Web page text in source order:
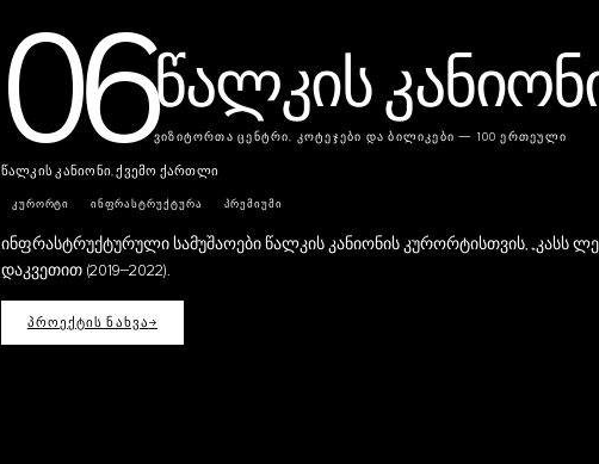
06წალკის
ᲕᲘᲖᲘᲢᲝᲠᲗᲐ ᲪᲔᲜᲢᲠᲘ, ᲙᲝᲢᲔᲯᲔᲑᲘ ᲓᲐ ᲑᲘᲚᲘᲙᲔᲑᲘ — 100 ᲔᲠᲗᲔᲣᲚᲘ
წალკის კანიონი, ქვემო ქართლი
ᲙᲣᲠᲝᲠᲢᲘ ᲘᲜᲤᲠᲐᲡᲢᲠᲣᲥᲢᲣᲠᲐ ᲞᲠᲔᲛᲘᲣᲛᲘ
ინფრასტრუქტურული სამუშაოები წალკის კანიონის კურორტისთვის, „კასს
დაკვეთით (2019–2022).
ᲞᲠᲝᲔᲥᲢᲘᲡ ᲜᲐᲮᲕᲐ→